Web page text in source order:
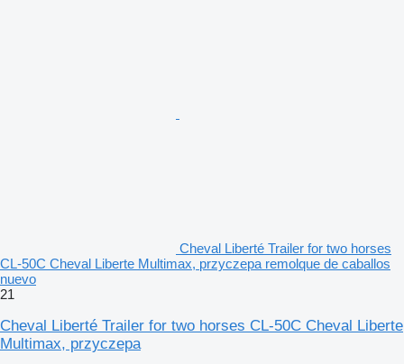
Cheval Liberté Trailer for two horses
CL-50C Cheval Liberte Multimax, przyczepa remolque de caballos
nuevo
21
Cheval Liberté Trailer for two horses CL-50C Cheval Liberte
Multimax, przyczepa